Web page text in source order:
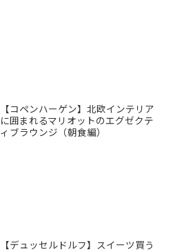
【コペンハーゲン】北欧インテリア
に囲まれるマリオットのエグゼクテ
ィブラウンジ（朝食編）
【デュッセルドルフ】スイーツ買う